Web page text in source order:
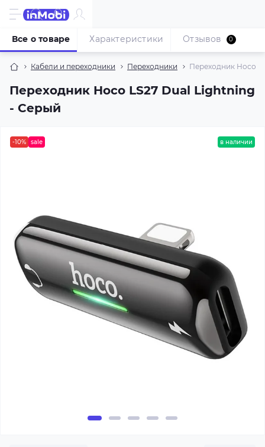
Кабели и переходники Переходники Переходник Hoco
Переходник Hoco LS27 Dual Lightning
- Серый
Все о товаре Характеристики Отзывов 0
-10% sale в наличии